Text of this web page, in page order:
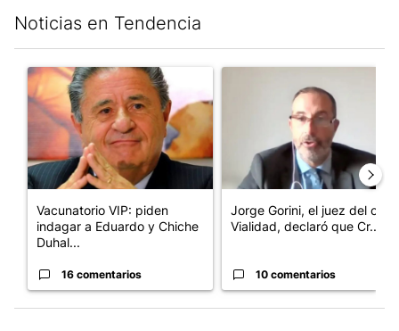
Noticias en Tendencia
Un artículo de tendencia con el título "Vacunatorio VIP: piden
Vacunatorio VIP: piden
indagar a Eduardo y Chiche
Duhal...
16 comentarios
Jorge Gorini, el juez del caso
Vialidad, declaró que Cr...
10 comentarios